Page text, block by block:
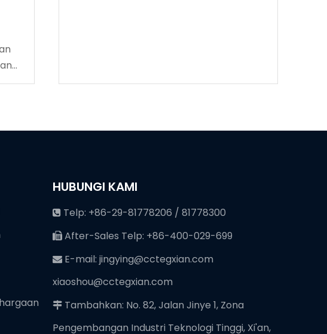
HUBUNGI KAMI
 Telp: +86-29-81778206 / 81778300
 After-Sales Telp: +86-400-029-699
 E-mail:jingying@cctegxian.com
xiaoshou@cctegxian.com
 Tambahkan: No. 82, Jalan Jinye 1, Zona
Pengembangan Industri Teknologi Tinggi, Xi'an,